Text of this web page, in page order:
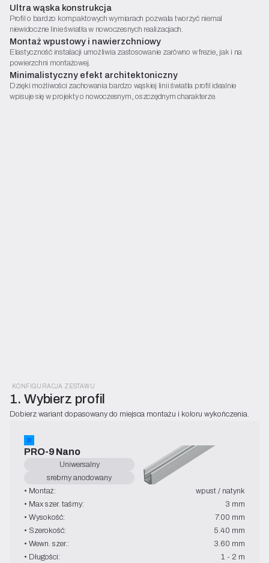
Ultra wąska konstrukcja
Profil o bardzo kompaktowych wymiarach pozwala tworzyć niemal
niewidoczne linie światła w nowoczesnych realizacjach.
Montaż wpustowy i nawierzchniowy
Elastyczność instalacji umożliwia zastosowanie zarówno w frezie, jak i na
powierzchni montażowej.
Minimalistyczny efekt architektoniczny
Dzięki możliwości zachowania bardzo wąskiej linii światła profil idealnie
wpisuje się w projekty o nowoczesnym, oszczędnym charakterze.
KONFIGURACJA ZESTAWU
1. Wybierz profil
Dobierz wariant dopasowany do miejsca montażu i koloru wykończenia.
PRO-9 Nano
Uniwersalny
srebrny anodowany
• Montaż:
wpust / natynk
• Max szer. taśmy:
3 mm
• Wysokość:
7.00 mm
• Szerokość:
5.40 mm
• Wewn. szer.:
3.60 mm
• Długości:
1 - 2 m